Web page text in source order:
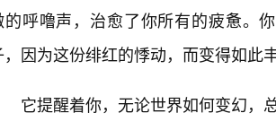
的呼噜声，治愈了你所有的疲惫。
，因为这份绯红的悸动，而变得如此
它提醒着你，无论世界如何变幻，